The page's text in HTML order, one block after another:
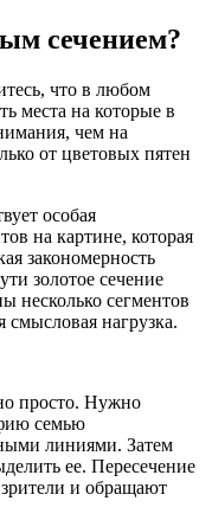
сечением?
что в любом
места на которые в
чем на
от цветовых пятен
особая
на картине, которая
закономерность
золотое сечение
несколько сегментов
нагрузка.
просто. Нужно
семью
линиями. Затем
ее. Пересечение
и обращают